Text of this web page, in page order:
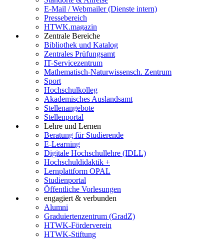
E-Mail / Webmailer (Dienste intern)
Pressebereich
HTWK.magazin
Zentrale Bereiche
Bibliothek und Katalog
Zentrales Prüfungsamt
IT-Servicezentrum
Mathematisch-Naturwissensch. Zentrum
Sport
Hochschulkolleg
Akademisches Auslandsamt
Stellenangebote
Stellenportal
Lehre und Lernen
Beratung für Studierende
E-Learning
Digitale Hochschullehre (IDLL)
Hochschuldidaktik +
Lernplattform OPAL
Studienportal
Öffentliche Vorlesungen
engagiert & verbunden
Alumni
Graduiertenzentrum (GradZ)
HTWK-Förderverein
HTWK-Stiftung